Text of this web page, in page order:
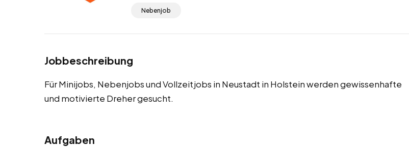
Nebenjob
Jobbeschreibung
Für Minijobs, Nebenjobs und Vollzeitjobs in Neustadt in Holstein werden gewissenhafte
und motivierte Dreher gesucht.
Aufgaben